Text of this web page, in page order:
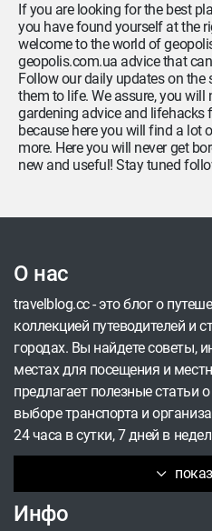
If you are looking for the best
you have found yourself at the
welcome to the world of
geopolis.com.ua advice that
Follow our daily updates on
them to life. We assure, you will
gardening advice and lifehacks
because here you will find a lot
more. Here you will never get
new and useful! Stay tuned
О нас
travelblog.cc - это блог о
коллекцией путеводителей и
городах. Вы найдете советы,
местах для посещения и
предлагает полезные статьи
выборе транспорта и
24 часа в сутки, 7 дней в
Инфо